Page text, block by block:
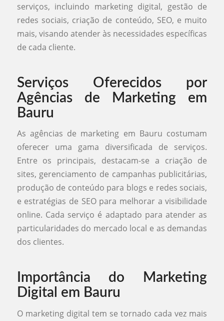
serviços, incluindo marketing digital, gestão de
redes sociais, criação de conteúdo, SEO, e muito
mais, visando atender às necessidades específicas
de cada cliente.
Serviços Oferecidos por
Agências de Marketing em
Bauru
As agências de marketing em Bauru costumam
oferecer uma gama diversificada de serviços.
Entre os principais, destacam-se a criação de
sites, gerenciamento de campanhas publicitárias,
produção de conteúdo para blogs e redes sociais,
e estratégias de SEO para melhorar a visibilidade
online. Cada serviço é adaptado para atender as
particularidades do mercado local e as demandas
dos clientes.
Importância do Marketing
Digital em Bauru
O marketing digital tem se tornado cada vez mais